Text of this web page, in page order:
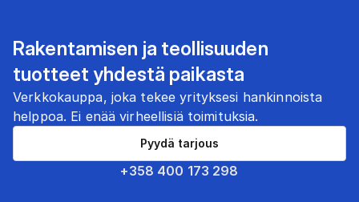
Rakentamisen ja teollisuuden
tuotteet yhdestä paikasta
Verkkokauppa, joka tekee yrityksesi hankinnoista
helppoa. Ei enää virheellisiä toimituksia.
+358 400 173 298
Pyydä tarjous